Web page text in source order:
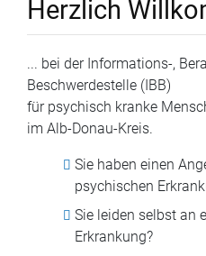
Herzlich
... bei der Informations-,
Beschwerdestelle (IBB)
für psychisch kranke
im Alb-Donau-Kreis.
Sie haben einen
psychischen
Sie leiden selbst an
Erkrankung?